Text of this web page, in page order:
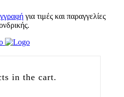
για τιμές και παραγγελίες
in the cart.